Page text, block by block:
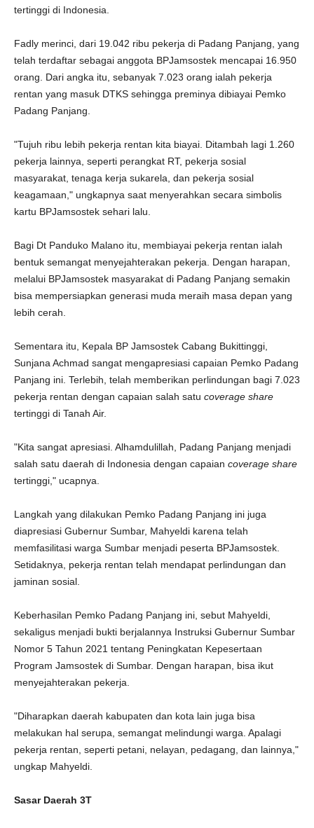
tertinggi di Indonesia.
Fadly merinci, dari 19.042 ribu pekerja di Padang Panjang, yang
telah terdaftar sebagai anggota BPJamsostek mencapai 16.950
orang. Dari angka itu, sebanyak 7.023 orang ialah pekerja
rentan yang masuk DTKS sehingga preminya dibiayai Pemko
Padang Panjang.
"Tujuh ribu lebih pekerja rentan kita biayai. Ditambah lagi 1.260
pekerja lainnya, seperti perangkat RT, pekerja sosial
masyarakat, tenaga kerja sukarela, dan pekerja sosial
keagamaan," ungkapnya saat menyerahkan secara simbolis
kartu BPJamsostek sehari lalu.
Bagi Dt Panduko Malano itu, membiayai pekerja rentan ialah
bentuk semangat menyejahterakan pekerja. Dengan harapan,
melalui BPJamsostek masyarakat di Padang Panjang semakin
bisa mempersiapkan generasi muda meraih masa depan yang
lebih cerah.
Sementara itu, Kepala BP Jamsostek Cabang Bukittinggi,
Sunjana Achmad sangat mengapresiasi capaian Pemko Padang
Panjang ini. Terlebih, telah memberikan perlindungan bagi 7.023
pekerja rentan dengan capaian salah satu coverage share
tertinggi di Tanah Air.
"Kita sangat apresiasi. Alhamdulillah, Padang Panjang menjadi
salah satu daerah di Indonesia dengan capaian coverage share
tertinggi," ucapnya.
Langkah yang dilakukan Pemko Padang Panjang ini juga
diapresiasi Gubernur Sumbar, Mahyeldi karena telah
memfasilitasi warga Sumbar menjadi peserta BPJamsostek.
Setidaknya, pekerja rentan telah mendapat perlindungan dan
jaminan sosial.
Keberhasilan Pemko Padang Panjang ini, sebut Mahyeldi,
sekaligus menjadi bukti berjalannya Instruksi Gubernur Sumbar
Nomor 5 Tahun 2021 tentang Peningkatan Kepesertaan
Program Jamsostek di Sumbar. Dengan harapan, bisa ikut
menyejahterakan pekerja.
"Diharapkan daerah kabupaten dan kota lain juga bisa
melakukan hal serupa, semangat melindungi warga. Apalagi
pekerja rentan, seperti petani, nelayan, pedagang, dan lainnya,"
ungkap Mahyeldi.
Sasar Daerah 3T